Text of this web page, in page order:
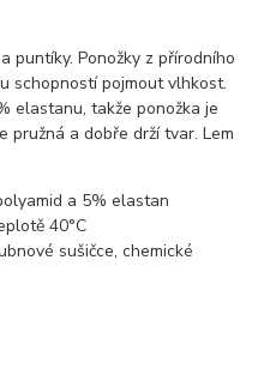
puntíky. Ponožky z přírodního
schopností pojmout vlhkost.
elastanu, takže ponožka je
pružná a dobře drží tvar. Lem
a 5% elastan
40°C
sušičce, chemické